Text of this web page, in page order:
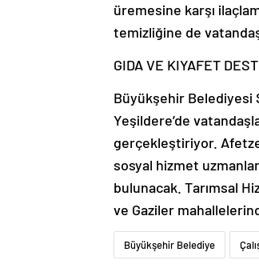
üremesine karşı
temizliğine de
GIDA VE KIYAFET
Büyükşehir Belediyesi
Yeşildere’de
gerçekleştiriyor.
sosyal hizmet
bulunacak. Tarımsal
ve Gaziler
Büyükşehir Belediye